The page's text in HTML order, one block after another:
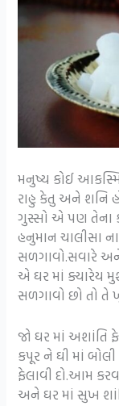
મનુષ્ય કોઈ
રાહુ કેતુ અને શનિ
ગુસ્સો એ પણ તેના
હનુમાન ચાલીસા
સળગાવો.સવારે
એ ઘર માં ક્યારેય
સળગાવો છો તો તે
જો ઘર માં અશાંતિ
કપૂર ને ઘી માં
ફેલાવી દો.આમ
અને ઘર માં સુખ